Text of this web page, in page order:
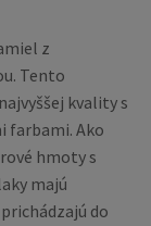
z
Tento
kvality s
farbami. Ako
hmoty s
majú
do